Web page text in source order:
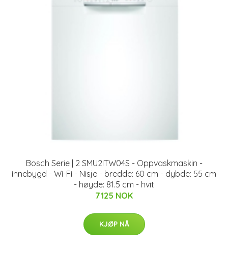
Bosch Serie | 2 SMU2ITW04S - Oppvaskmaskin -
innebygd - Wi-Fi - Nisje - bredde: 60 cm - dybde: 55 cm
- høyde: 81.5 cm - hvit
7125 NOK
KJØP NÅ